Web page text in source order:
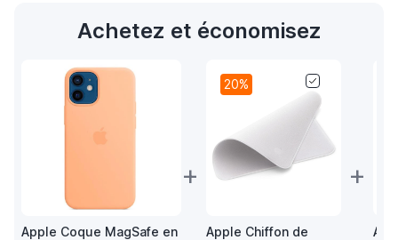
Achetez et économisez
Apple Coque MagSafe en
+
20%
Apple Chiffon de
+